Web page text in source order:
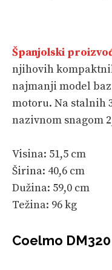
Španjolski
njihovih
najmanji model
motoru. Na stalnih
nazivnom snagom
Visina: 51,5 cm
Širina: 40,6 cm
Dužina: 59,0 cm
Težina: 96 kg
Coelmo DM320